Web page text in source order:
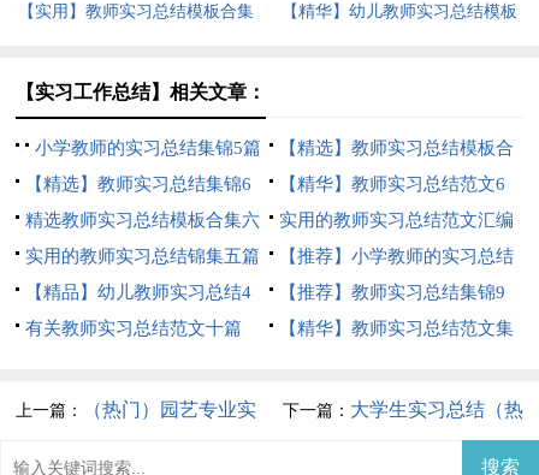
【实用】教师实习总结模板合集
【精华】幼儿教师实习总结模板
【实习工作总结】相关文章：
小学教师的实习总结集锦5篇
【精选】教师实习总结模板合
集十篇
【精选】教师实习总结集锦6
篇
【精华】教师实习总结范文6
篇
精选教师实习总结模板合集六
篇
实用的教师实习总结范文汇编
六篇
实用的教师实习总结锦集五篇
【推荐】小学教师的实习总结
合集5篇
【精品】幼儿教师实习总结4
篇
【推荐】教师实习总结集锦9
篇
有关教师实习总结范文十篇
【精华】教师实习总结范文集
上一篇：
（热门）园艺专业实
下一篇： 大学生实习总结（热